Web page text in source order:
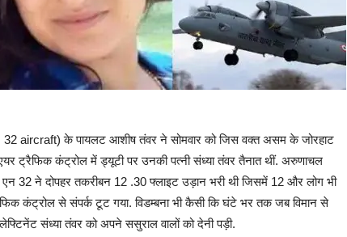
32 aircraft) के पायलट आशीष तंवर ने सोमवार को जिस वक्त असम के जोरहाट
ट्रैफिक कंट्रोल में ड्यूटी पर उनकी पत्नी संध्या तंवर तैनात थीं. अरुणाचल
32 ने दोपहर तकरीबन 12 .30 फ्लाइट उड़ान भरी थी जिसमें 12 और लोग भी
कंट्रोल से संपर्क टूट गया. विडम्बना भी कैसी कि घंटे भर तक जब विमान से
संध्या तंवर को अपने ससुराल वालों को देनी पड़ी.